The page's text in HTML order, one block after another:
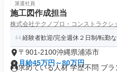
派遣社員
施工図作成担当
株式会社テクノプロ・コンストラクシ
経験者歓迎/完全週休２日制/転勤
〒901-2100沖縄県浦添市
月給45万円～80万円
求めている人材 学歴不問 ブ